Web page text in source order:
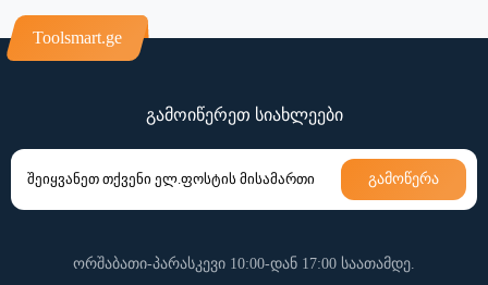
Toolsmart.ge
გამოიწერეთ სიახლეები
გამოწერა
ორშაბათი-პარასკევი 10:00-დან 17:00 საათამდე.